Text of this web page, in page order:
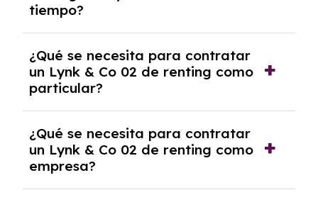
debido al resultado del estudio de viabilidad
económica.
tiempo?
pero puede haber penalizaciones por
cancelación anticipada. Es importante revisar
las condiciones del contrato y hablar con un
experto que te asesore.
¿Qué se necesita para contratar
un Lynk & Co 02 de renting como
particular?
y, en algunos casos, una consulta de solvencia
crediticia y un pago inicial.
¿Qué se necesita para contratar
un Lynk & Co 02 de renting como
empresa?